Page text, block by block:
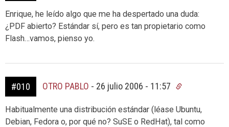
Enrique, he leído algo que me ha despertado una duda:
¿PDF abierto? Estándar sí, pero es tan propietario como
Flash…vamos, pienso yo.
#010 OTRO PABLO - 26 julio 2006 - 11:57
Habitualmente una distribución estándar (léase Ubuntu,
Debian, Fedora o, por qué no? SuSE o RedHat), tal como